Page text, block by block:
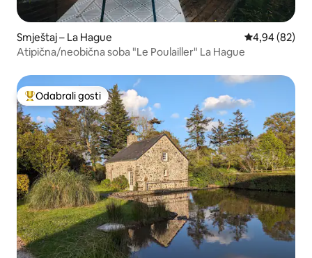
Smještaj – La Hague Prosječna
4,94 (82)
Atipična/neobična soba "Le Poulailler" La Hague
Među najviše rangiranima s oznakom „Odabrali gosti”
Odabrali gosti